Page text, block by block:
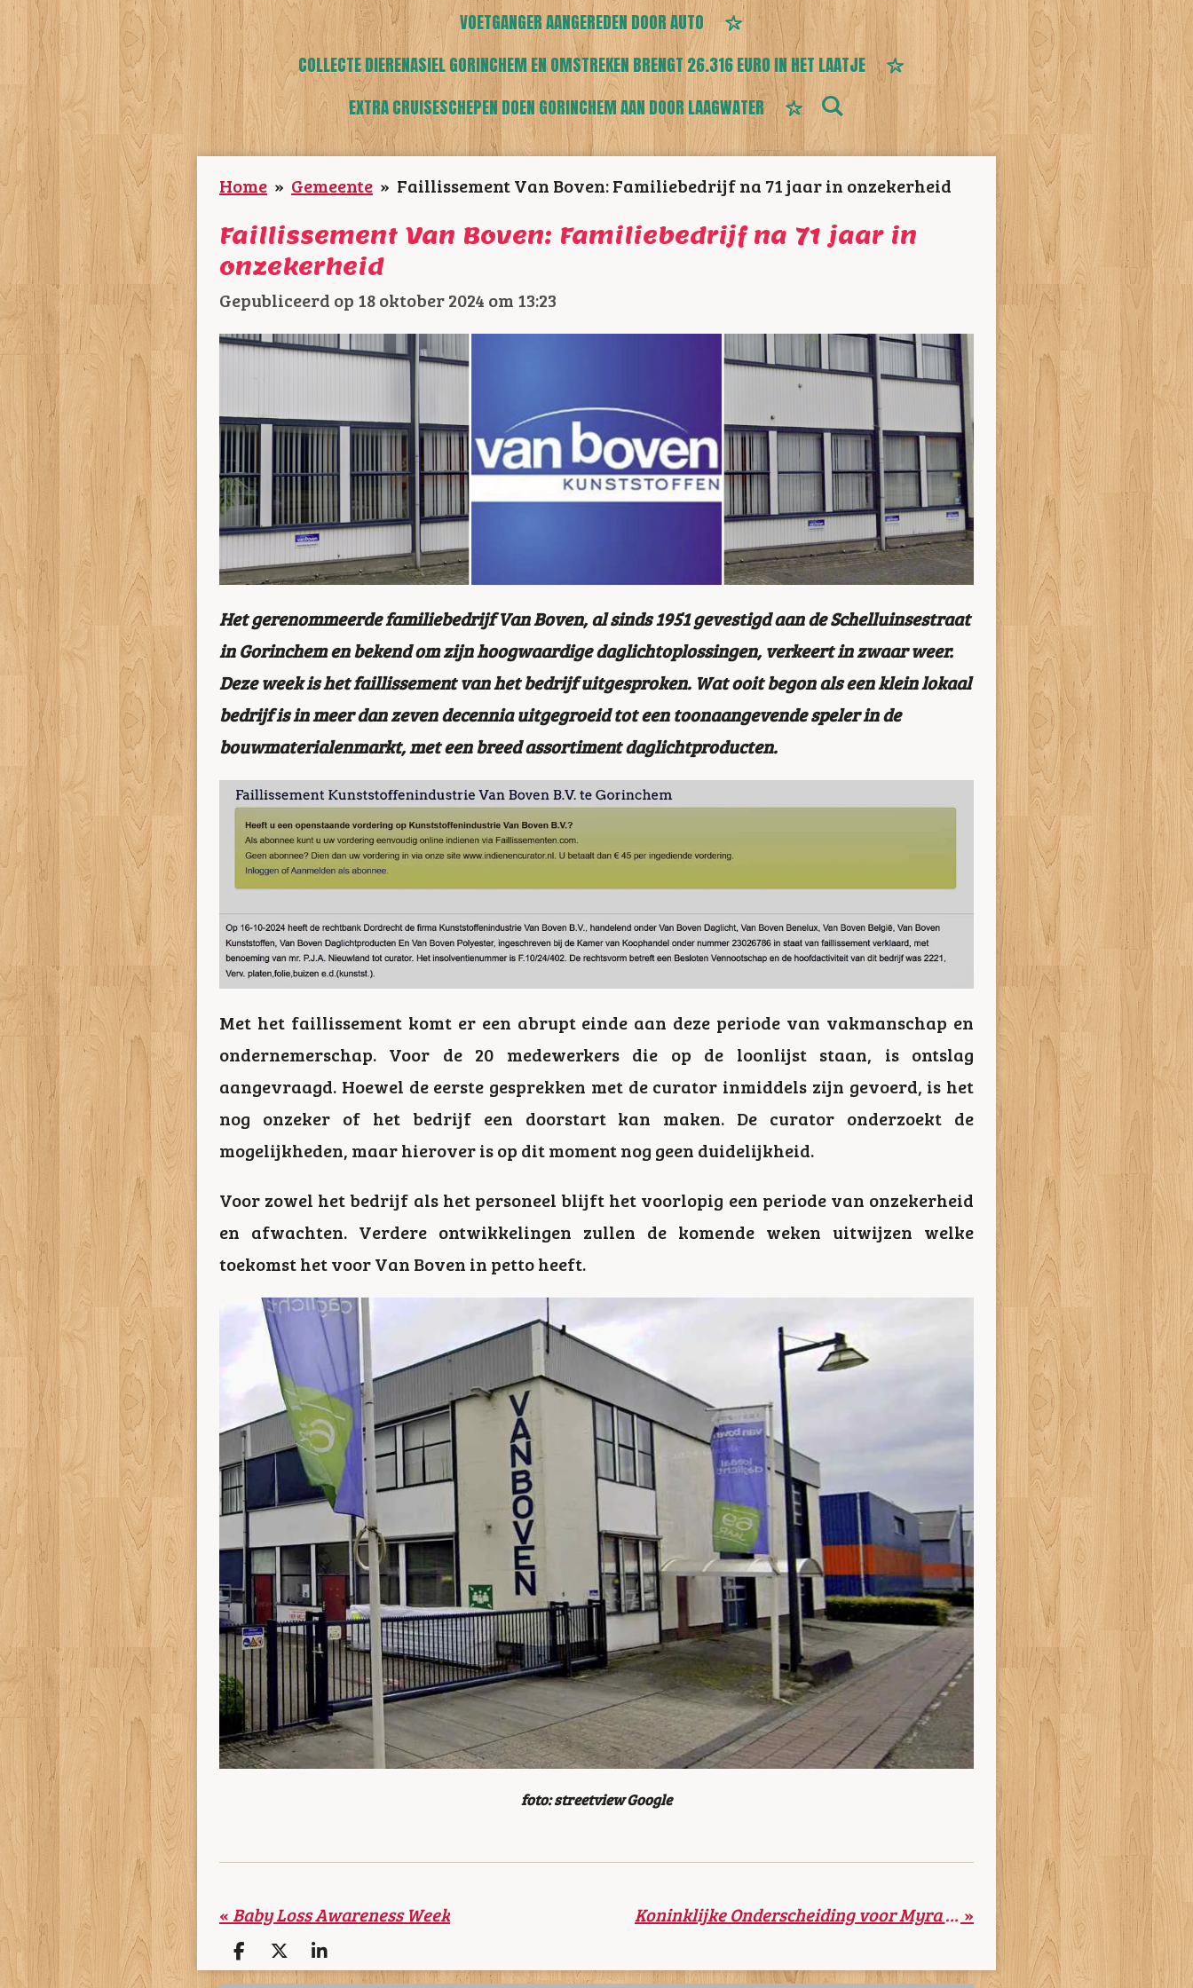
VOETGANGER AANGEREDEN DOOR AUTO
COLLECTE DIERENASIEL GORINCHEM EN OMSTREKEN BRENGT 26.316 EURO IN HET LAATJE
EXTRA CRUISESCHEPEN DOEN GORINCHEM AAN DOOR LAAGWATER
Home » Gemeente » Faillissement Van Boven: Familiebedrijf na 71 jaar in onzekerheid
Faillissement Van Boven: Familiebedrijf na 71 jaar in
onzekerheid
Gepubliceerd op 18 oktober 2024 om 13:23
Het gerenommeerde familiebedrijf Van Boven, al sinds 1951 gevestigd aan de Schelluinsestraat
in Gorinchem en bekend om zijn hoogwaardige daglichtoplossingen, verkeert in zwaar weer.
Deze week is het faillissement van het bedrijf uitgesproken. Wat ooit begon als een klein lokaal
bedrijf is in meer dan zeven decennia uitgegroeid tot een toonaangevende speler in de
bouwmaterialenmarkt, met een breed assortiment daglichtproducten.
Met het faillissement komt er een abrupt einde aan deze periode van vakmanschap en
ondernemerschap. Voor de 20 medewerkers die op de loonlijst staan, is ontslag
aangevraagd. Hoewel de eerste gesprekken met de curator inmiddels zijn gevoerd, is het
nog onzeker of het bedrijf een doorstart kan maken. De curator onderzoekt de
mogelijkheden, maar hierover is op dit moment nog geen duidelijkheid.
Voor zowel het bedrijf als het personeel blijft het voorlopig een periode van onzekerheid
en afwachten. Verdere ontwikkelingen zullen de komende weken uitwijzen welke
toekomst het voor Van Boven in petto heeft.
foto: streetview Google
«Baby Loss Awareness Week Koninklijke Onderscheiding voor Myra Buth »
D
e
D
e
S
h